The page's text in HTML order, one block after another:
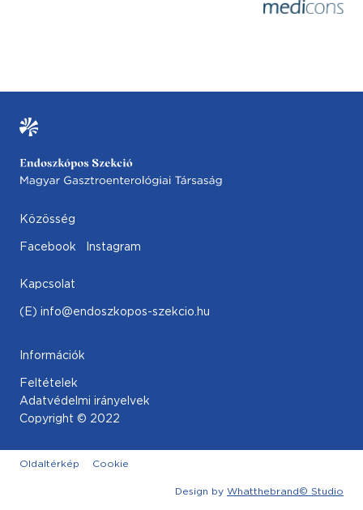
Közösség
Facebook Instagram
Kapcsolat
(E) info@endoszkopos-szekcio.hu
Információk
Feltételek
Adatvédelmi irányelvek
Copyright © 2022
Oldaltérkép Cookie
Design by Whatthebrand© Studio